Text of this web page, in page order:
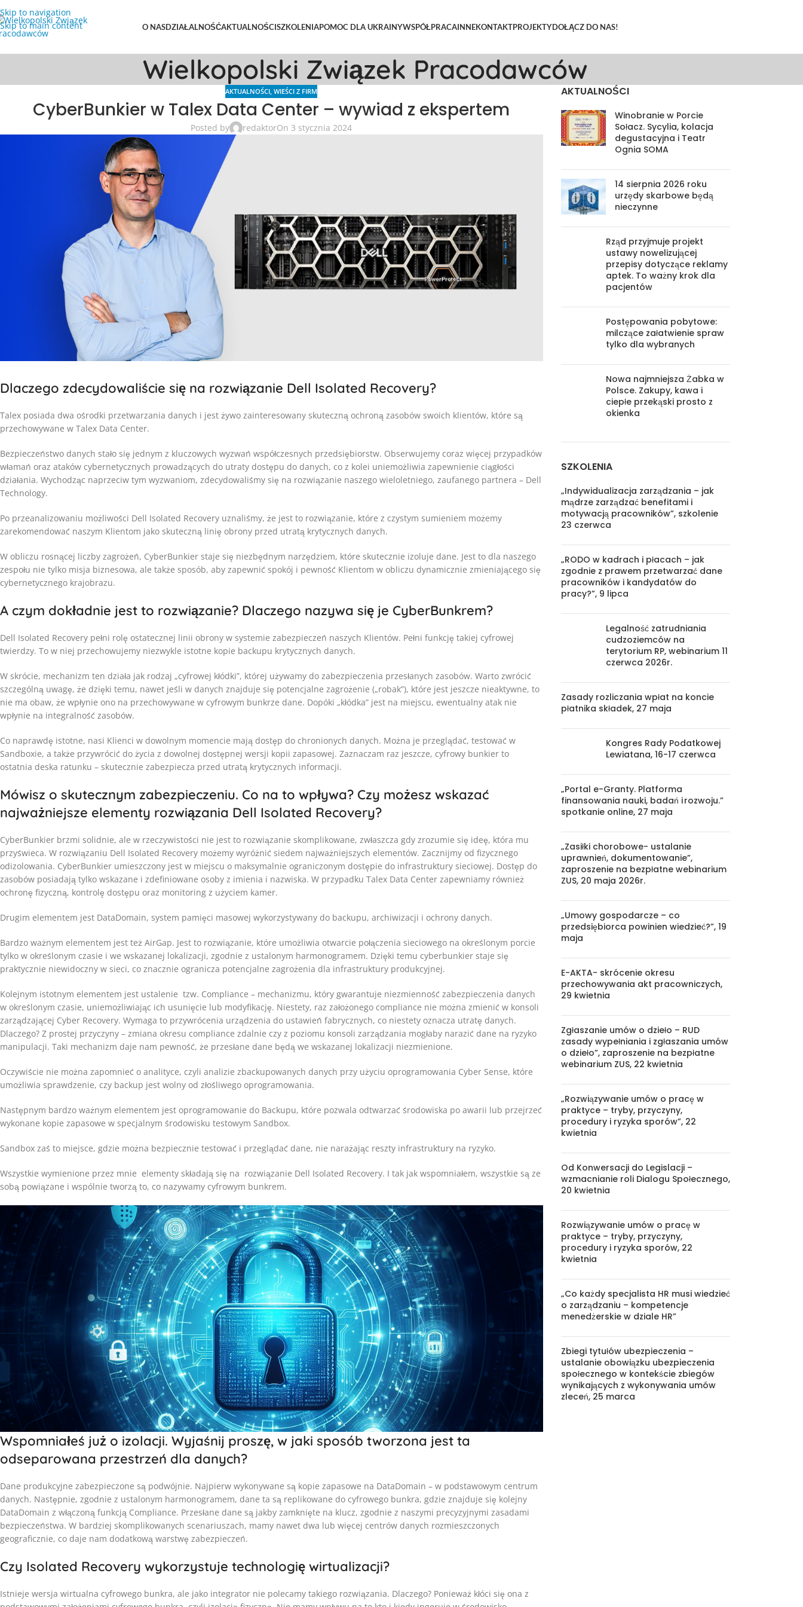
Skip to navigation
Skip to main content
O NASDZIAŁALNOŚĆAKTUALNOŚCISZKOLENIAPOMOC DLA UKRAINYWSPÓŁPRACAINNEKONTAKTPROJEKTYDOŁĄCZ DO NAS!
Wielkopolski Związek Pracodawców
AKTUALNOŚCI,WIEŚCI Z FIRM
CyberBunkier w Talex Data Center – wywiad z ekspertem
Posted by redaktorOn 3 stycznia 2024
Dlaczego zdecydowaliście się na rozwiązanie Dell Isolated Recovery?
Talex posiada dwa ośrodki przetwarzania danych i jest żywo zainteresowany skuteczną ochroną zasobów swoich klientów, które są
przechowywane w Talex Data Center.
Bezpieczeństwo danych stało się jednym z kluczowych wyzwań współczesnych przedsiębiorstw. Obserwujemy coraz więcej przypadków
włamań oraz ataków cybernetycznych prowadzących do utraty dostępu do danych, co z kolei uniemożliwia zapewnienie ciągłości
działania. Wychodząc naprzeciw tym wyzwaniom, zdecydowaliśmy się na rozwiązanie naszego wieloletniego, zaufanego partnera – Dell
Technology.
Po przeanalizowaniu możliwości Dell Isolated Recovery uznaliśmy, że jest to rozwiązanie, które z czystym sumieniem możemy
zarekomendować naszym Klientom jako skuteczną linię obrony przed utratą krytycznych danych.
W obliczu rosnącej liczby zagrożeń, CyberBunkier staje się niezbędnym narzędziem, które skutecznie izoluje dane. Jest to dla naszego
zespołu nie tylko misja biznesowa, ale także sposób, aby zapewnić spokój i pewność Klientom w obliczu dynamicznie zmieniającego się
cybernetycznego krajobrazu.
A czym dokładnie jest to rozwiązanie? Dlaczego nazywa się je CyberBunkrem?
Dell Isolated Recovery pełni rolę ostatecznej linii obrony w systemie zabezpieczeń naszych Klientów. Pełni funkcję takiej cyfrowej
twierdzy. To w niej przechowujemy niezwykle istotne kopie backupu krytycznych danych.
W skrócie, mechanizm ten działa jak rodzaj „cyfrowej kłódki”, której używamy do zabezpieczenia przesłanych zasobów. Warto zwrócić
szczególną uwagę, że dzięki temu, nawet jeśli w danych znajduje się potencjalne zagrożenie („robak”), które jest jeszcze nieaktywne, to
nie ma obaw, że wpłynie ono na przechowywane w cyfrowym bunkrze dane. Dopóki „kłódka” jest na miejscu, ewentualny atak nie
wpłynie na integralność zasobów.
Co naprawdę istotne, nasi Klienci w dowolnym momencie mają dostęp do chronionych danych. Można je przeglądać, testować w
Sandboxie, a także przywrócić do życia z dowolnej dostępnej wersji kopii zapasowej. Zaznaczam raz jeszcze, cyfrowy bunkier to
ostatnia deska ratunku – skutecznie zabezpiecza przed utratą krytycznych informacji.
Mówisz o skutecznym zabezpieczeniu. Co na to wpływa? Czy możesz wskazać
najważniejsze elementy rozwiązania Dell Isolated Recovery?
CyberBunkier brzmi solidnie, ale w rzeczywistości nie jest to rozwiązanie skomplikowane, zwłaszcza gdy zrozumie się ideę, która mu
przyświeca. W rozwiązaniu Dell Isolated Recovery możemy wyróżnić siedem najważniejszych elementów. Zacznijmy od fizycznego
odizolowania. CyberBunkier umieszczony jest w miejscu o maksymalnie ograniczonym dostępie do infrastruktury sieciowej. Dostęp do
zasobów posiadają tylko wskazane i zdefiniowane osoby z imienia i nazwiska. W przypadku Talex Data Center zapewniamy również
ochronę fizyczną, kontrolę dostępu oraz monitoring z użyciem kamer.
Drugim elementem jest DataDomain, system pamięci masowej wykorzystywany do backupu, archiwizacji i ochrony danych.
Bardzo ważnym elementem jest też AirGap. Jest to rozwiązanie, które umożliwia otwarcie połączenia sieciowego na określonym porcie
tylko w określonym czasie i we wskazanej lokalizacji, zgodnie z ustalonym harmonogramem. Dzięki temu cyberbunkier staje się
praktycznie niewidoczny w sieci, co znacznie ogranicza potencjalne zagrożenia dla infrastruktury produkcyjnej.
Kolejnym istotnym elementem jest ustalenie tzw. Compliance – mechanizmu, który gwarantuje niezmienność zabezpieczenia danych
w określonym czasie, uniemożliwiając ich usunięcie lub modyfikację. Niestety, raz założonego compliance nie można zmienić w konsoli
zarządzającej Cyber Recovery. Wymaga to przywrócenia urządzenia do ustawień fabrycznych, co niestety oznacza utratę danych.
Dlaczego? Z prostej przyczyny – zmiana okresu compliance zdalnie czy z poziomu konsoli zarządzania mogłaby narazić dane na ryzyko
manipulacji. Taki mechanizm daje nam pewność, że przesłane dane będą we wskazanej lokalizacji niezmienione.
Oczywiście nie można zapomnieć o analityce, czyli analizie zbackupowanych danych przy użyciu oprogramowania Cyber Sense, które
umożliwia sprawdzenie, czy backup jest wolny od złośliwego oprogramowania.
Następnym bardzo ważnym elementem jest oprogramowanie do Backupu, które pozwala odtwarzać środowiska po awarii lub przejrzeć
wykonane kopie zapasowe w specjalnym środowisku testowym Sandbox.
Sandbox zaś to miejsce, gdzie można bezpiecznie testować i przeglądać dane, nie narażając reszty infrastruktury na ryzyko.
Wszystkie wymienione przez mnie elementy składają się na rozwiązanie Dell Isolated Recovery. I tak jak wspomniałem, wszystkie są ze
sobą powiązane i wspólnie tworzą to, co nazywamy cyfrowym bunkrem.
Wspomniałeś już o izolacji. Wyjaśnij proszę, w jaki sposób tworzona jest ta
odseparowana przestrzeń dla danych?
Dane produkcyjne zabezpieczone są podwójnie. Najpierw wykonywane są kopie zapasowe na DataDomain – w podstawowym centrum
danych. Następnie, zgodnie z ustalonym harmonogramem, dane ta są replikowane do cyfrowego bunkra, gdzie znajduje się kolejny
DataDomain z włączoną funkcją Compliance. Przesłane dane są jakby zamknięte na klucz, zgodnie z naszymi precyzyjnymi zasadami
bezpieczeństwa. W bardziej skomplikowanych scenariuszach, mamy nawet dwa lub więcej centrów danych rozmieszczonych
geograficznie, co daje nam dodatkową warstwę zabezpieczeń.
Czy Isolated Recovery wykorzystuje technologię wirtualizacji?
Istnieje wersja wirtualna cyfrowego bunkra, ale jako integrator nie polecamy takiego rozwiązania. Dlaczego? Ponieważ kłóci się ona z
AKTUALNOŚCI
Winobranie w Porcie
Sołacz. Sycylia, kolacja
degustacyjna i Teatr
Ognia SOMA
14 sierpnia 2026 roku
urzędy skarbowe będą
nieczynne
Rząd przyjmuje projekt
ustawy nowelizującej
przepisy dotyczące reklamy
aptek. To ważny krok dla
pacjentów
Postępowania pobytowe:
milczące załatwienie spraw
tylko dla wybranych
Nowa najmniejsza Żabka w
Polsce. Zakupy, kawa i
ciepłe przekąski prosto z
okienka
SZKOLENIA
„Indywidualizacja zarządzania – jak
mądrze zarządzać benefitami i
motywacją pracowników”, szkolenie
23 czerwca
„RODO w kadrach i płacach – jak
zgodnie z prawem przetwarzać dane
pracowników i kandydatów do
pracy?”, 9 lipca
Legalność zatrudniania
cudzoziemców na
terytorium RP, webinarium 11
czerwca 2026r.
Zasady rozliczania wpłat na koncie
płatnika składek, 27 maja
Kongres Rady Podatkowej
Lewiatana, 16-17 czerwca
„Portal e-Granty. Platforma
finansowania nauki, badań i rozwoju.”
spotkanie online, 27 maja
„Zasiłki chorobowe- ustalanie
uprawnień, dokumentowanie”,
zaproszenie na bezpłatne webinarium
ZUS, 20 maja 2026r.
„Umowy gospodarcze – co
przedsiębiorca powinien wiedzieć?”, 19
maja
E-AKTA- skrócenie okresu
przechowywania akt pracowniczych,
29 kwietnia
Zgłaszanie umów o dzieło – RUD
zasady wypełniania i zgłaszania umów
o dzieło”, zaproszenie na bezpłatne
webinarium ZUS, 22 kwietnia
„Rozwiązywanie umów o pracę w
praktyce – tryby, przyczyny,
procedury i ryzyka sporów”, 22
kwietnia
Od Konwersacji do Legislacji –
wzmacnianie roli Dialogu Społecznego,
20 kwietnia
Rozwiązywanie umów o pracę w
praktyce – tryby, przyczyny,
procedury i ryzyka sporów, 22
kwietnia
„Co każdy specjalista HR musi wiedzieć
o zarządzaniu – kompetencje
menedżerskie w dziale HR”
Zbiegi tytułów ubezpieczenia –
ustalanie obowiązku ubezpieczenia
społecznego w kontekście zbiegów
wynikających z wykonywania umów
zleceń, 25 marca